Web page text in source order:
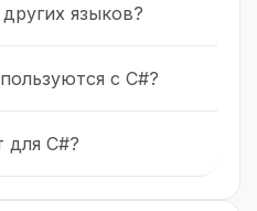
языков?
с C#?
для C#?